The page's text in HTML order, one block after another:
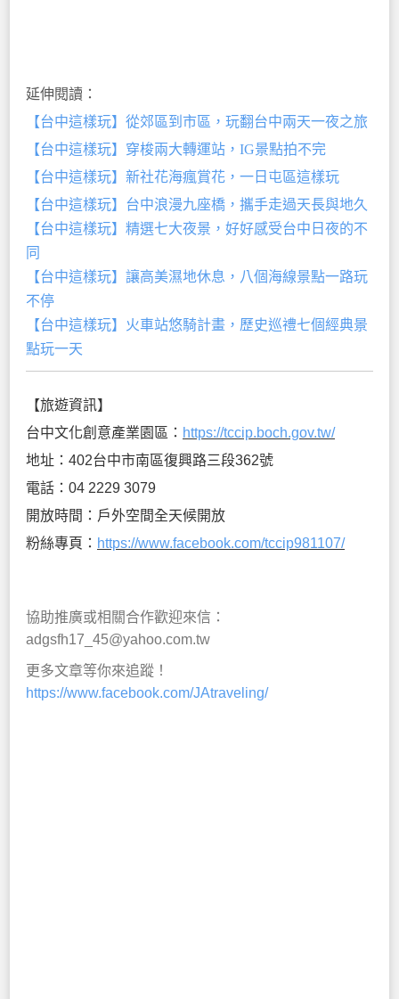
延伸閱讀：
【台中這樣玩】從郊區到市區，玩翻台中兩天一夜之旅
【台中這樣玩】穿梭兩大轉運站，IG景點拍不完
【台中這樣玩】新社花海瘋賞花，一日屯區這樣玩
【台中這樣玩】台中浪漫九座橋，攜手走過天長與地久
【台中這樣玩】精選七大夜景，好好感受台中日夜的不
同
【台中這樣玩】讓高美濕地休息，八個海線景點一路玩
不停
【台中這樣玩】火車站悠騎計畫，歷史巡禮七個經典景
點玩一天
【旅遊資訊】
台中文化創意產業園區： https://tccip.boch.gov.tw/
地址：402台中市南區復興路三段362號
電話：04 2229 3079
開放時間：戶外空間全天候開放
粉絲專頁： https://www.facebook.com/tccip981107/
協助推廣或相關合作歡迎來信：
adgsfh17_45@yahoo.com.tw
更多文章等你來追蹤！
https://www.facebook.com/JAtraveling/